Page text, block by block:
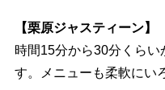
【栗原ジャスティーン】
時間15分から30分くら
す。メニューも柔軟にい